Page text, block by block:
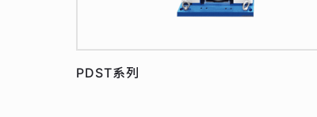
PDST系列